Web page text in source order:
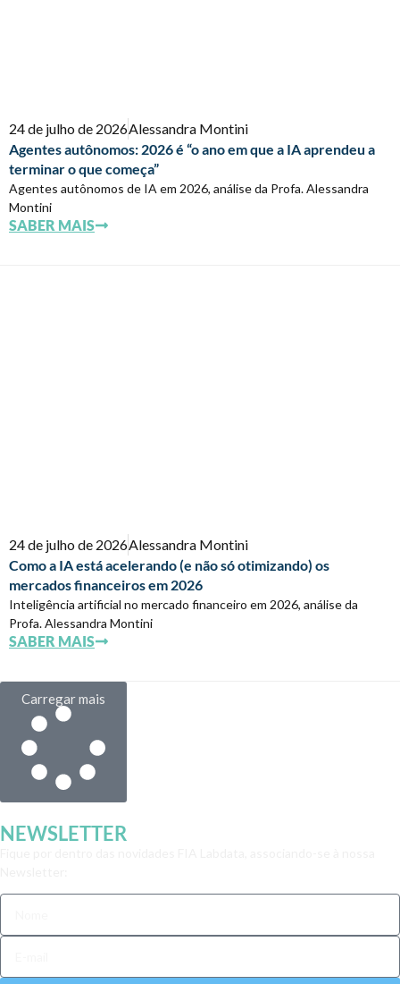
24 de julho de 2026Alessandra Montini
Agentes autônomos: 2026 é “o ano em que a IA aprendeu a
terminar o que começa”
Agentes autônomos de IA em 2026, análise da Profa. Alessandra
Montini
SABER MAIS
24 de julho de 2026Alessandra Montini
Como a IA está acelerando (e não só otimizando) os
mercados financeiros em 2026
Inteligência artificial no mercado financeiro em 2026, análise da
Profa. Alessandra Montini
SABER MAIS
Carregar mais
NEWSLETTER